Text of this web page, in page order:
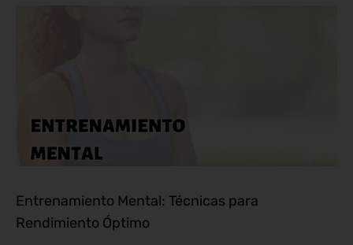
Entrenamiento Mental: Técnicas para
Rendimiento Óptimo